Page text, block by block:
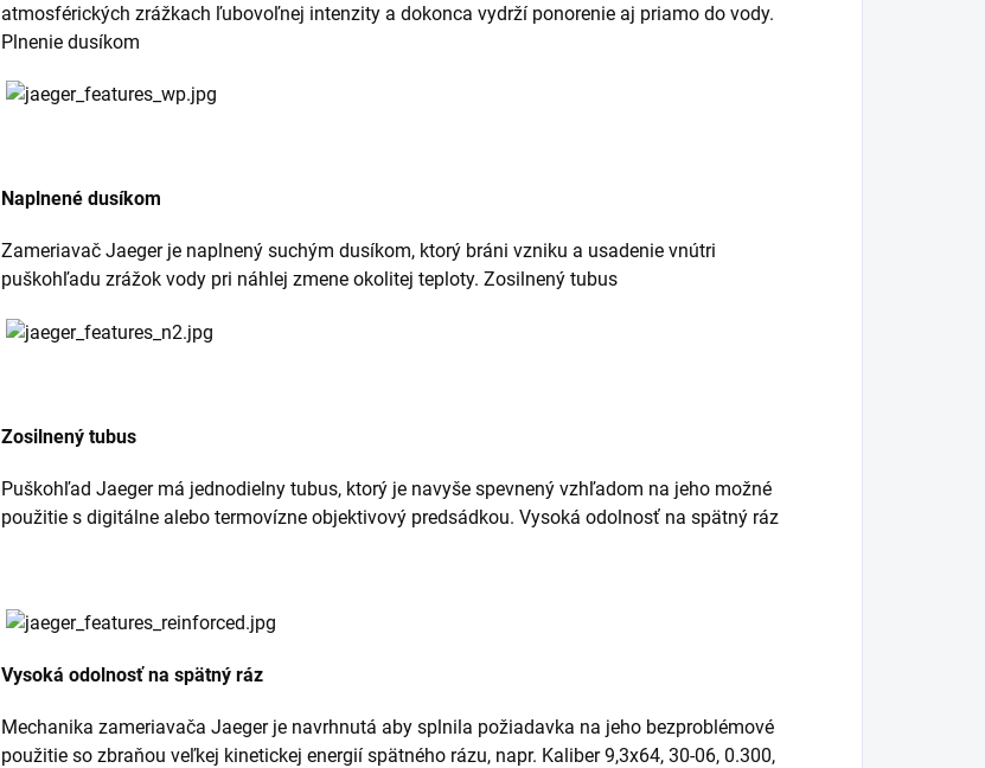
atmosférických zrážkach ľubovoľnej intenzity a dokonca vydrží ponorenie aj priamo do vody.
Plnenie dusíkom
Naplnené dusíkom
Zameriavač Jaeger je naplnený suchým dusíkom, ktorý bráni vzniku a usadenie vnútri
puškohľadu zrážok vody pri náhlej zmene okolitej teploty. Zosilnený tubus
Zosilnený tubus
Puškohľad Jaeger má jednodielny tubus, ktorý je navyše spevnený vzhľadom na jeho možné
použitie s digitálne alebo termovízne objektivový predsádkou. Vysoká odolnosť na spätný ráz
Vysoká odolnosť na spätný ráz
Mechanika zameriavača Jaeger je navrhnutá aby splnila požiadavka na jeho bezproblémové
použitie so zbraňou veľkej kinetickej energií spätného rázu, napr. Kaliber 9,3x64, 30-06, 0.300,